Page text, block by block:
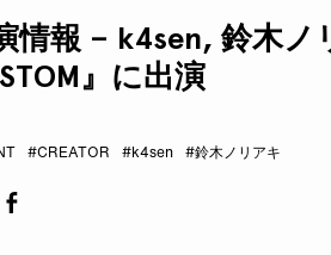
情報 – k4sen, 鈴木
』に出演
#CREATOR #k4sen #鈴木ノリアキ